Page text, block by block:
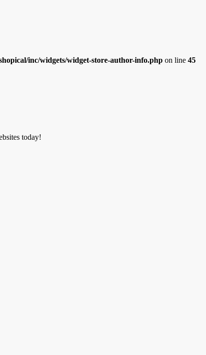
inc/widgets/widget-store-author-info.php on line 45
today!